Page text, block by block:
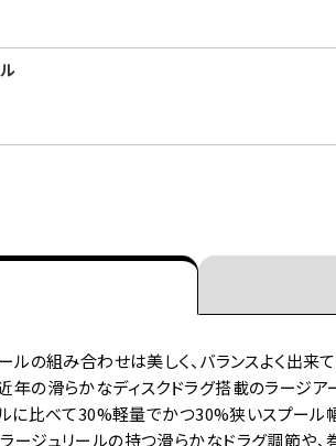
ルの組み合わせは美しく、バランスよく出来
年の滑らかなディスクドラグ搭載のラージ
に比べて30%軽量でかつ30%狭いスプール
ージュリールの持つ滑らかなドラグ調節や